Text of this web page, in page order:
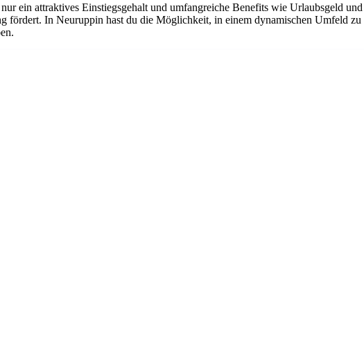
ein attraktives Einstiegsgehalt und umfangreiche Benefits wie Urlaubsgeld
In Neuruppin hast du die Möglichkeit, in einem dynamischen Umfeld zu